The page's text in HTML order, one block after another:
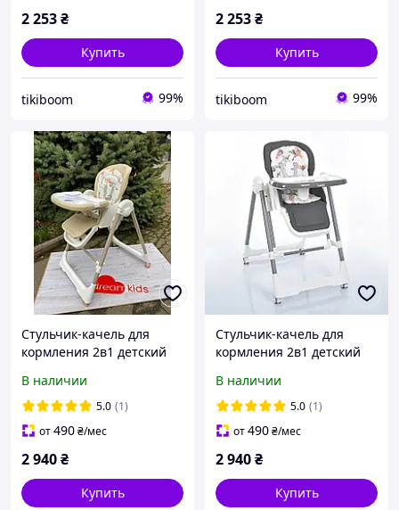
2 253₴
Купить
tikiboom 99%
девочки
2 253₴
Купить
tikiboom 99%
Стульчик-качель для
кормления 2в1 детский
бежевый
В наличии
5.0 (1)
от490₴/мес
2 940₴
Купить
Стульчик-качель для
кормления 2в1 детский
В наличии
5.0 (1)
от490₴/мес
2 940₴
Купить